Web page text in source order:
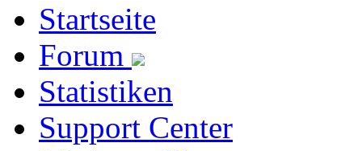
Startseite
Forum
Statistiken
Support Center